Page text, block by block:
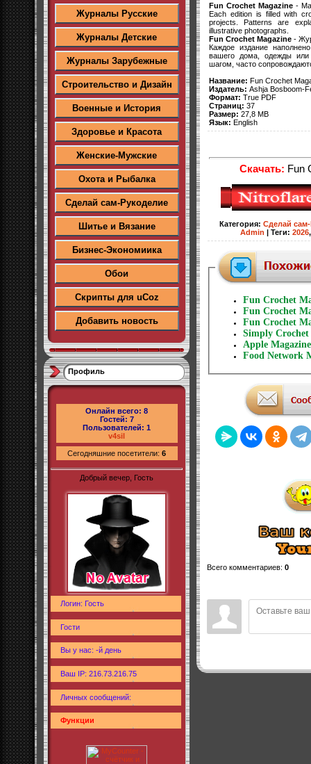
Журналы Русские
Журналы Детские
Журналы Зарубежные
Строительство и Дизайн
Военные и История
Здоровье и Красота
Женские-Мужские
Охота и Рыбалка
Сделай сам-Рукоделие
Шитье и Вязание
Бизнес-Экономиика
Обои
Скрипты для uCoz
Добавить новость
Профиль
Онлайн всего: 8
Гостей: 7
Пользователей: 1
v4sil
Сегодняшние посетители: 6
Добрый вечер, Гость
Логин: Гость
Гости
Вы у нас: -й день
Ваш IP: 216.73.216.75
Личных сообщений:
Функции
Fun Crochet Magazine-
Each edition is filled with
projects. Patterns are
illustrative photographs.
Fun Crochet Magazine -
Каждое издание
вашего дома, одежды или
шагом, часто
Название: Fun Crochet
Издатель: Ashja Bosboom-
Формат: True PDF
Страниц: 37
Размер: 27,8 MB
Язык: English
Скачать: Fun
Категория: Сделай
Admin
Теги: 2026
Fun Crochet
Fun Crochet
Fun Crochet
Simply
Apple
Food Network
Всего комментариев: 0